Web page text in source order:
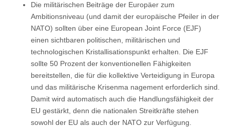
Die militärischen Beiträge der Europäer zum
Ambitionsniveau (und damit der europäische Pfeiler in der
NATO) sollten über eine European Joint Force (EJF)
einen sichtbaren politischen, militärischen und
technologischen Kristallisationspunkt erhalten. Die EJF
sollte 50 Prozent der konventionellen Fähigkeiten
bereitstellen, die für die kollektive Verteidigung in Europa
und das militärische Krisenma nagement erforderlich sind.
Damit wird automatisch auch die Handlungsfähigkeit der
EU gestärkt, denn die nationalen Streitkräfte stehen
sowohl der EU als auch der NATO zur Verfügung.